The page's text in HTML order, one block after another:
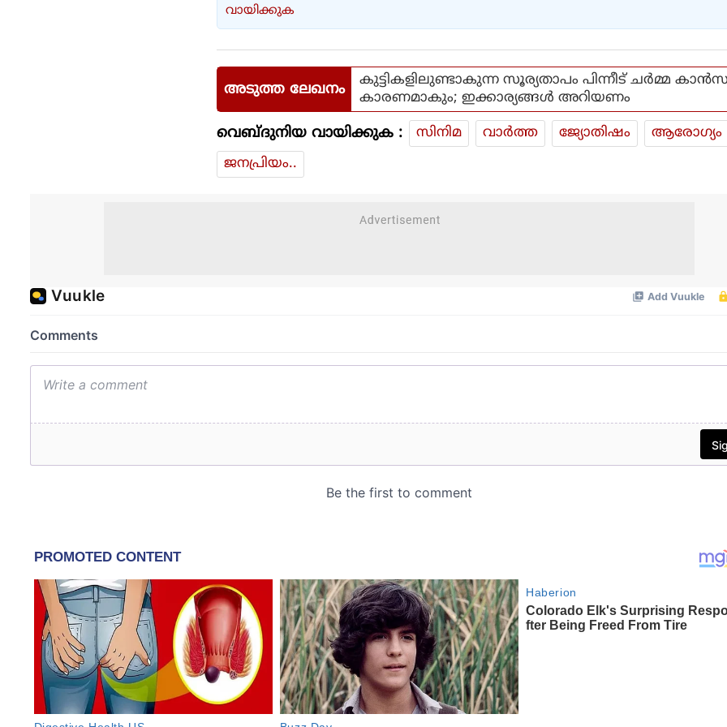
വായിക്കുക
അടുത്ത ലേഖനം
കുട്ടികളിലുണ്ടാകുന്ന സൂര്യതാപം പിന്നീട് ചര്‍മ്മ
കാരണമാകും; ഇക്കാര്യങ്ങള്‍ അറിയണം
വെബ്ദുനിയ വായിക്കുക : സിനിമ വാര്‍ത്ത ജ്യോതിഷം
ആരോഗ്യം
ജനപ്രിയം..